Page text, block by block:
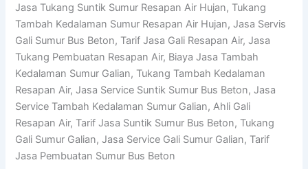
Jasa Tukang Suntik Sumur Resapan Air Hujan, Tukang
Tambah Kedalaman Sumur Resapan Air Hujan, Jasa Servis
Gali Sumur Bus Beton, Tarif Jasa Gali Resapan Air, Jasa
Tukang Pembuatan Resapan Air, Biaya Jasa Tambah
Kedalaman Sumur Galian, Tukang Tambah Kedalaman
Resapan Air, Jasa Service Suntik Sumur Bus Beton, Jasa
Service Tambah Kedalaman Sumur Galian, Ahli Gali
Resapan Air, Tarif Jasa Suntik Sumur Bus Beton, Tukang
Gali Sumur Galian, Jasa Service Gali Sumur Galian, Tarif
Jasa Pembuatan Sumur Bus Beton